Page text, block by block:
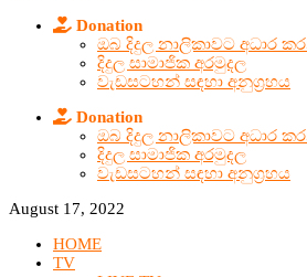
Donation
ඔබ දිදුල නාලිකාවට අධාර
දිදුල සාමාජික අරමුදල
වැඩසටහන් සඳහා අනුග්‍රහය
Donation
ඔබ දිදුල නාලිකාවට අධාර
දිදුල සාමාජික අරමුදල
වැඩසටහන් සඳහා අනුග්‍රහය
August 17, 2022
HOME
TV